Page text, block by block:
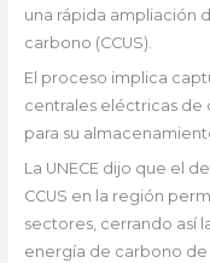
una rápida ampliación
carbono (CCUS).
El proceso implica
centrales eléctricas de
para su
La UNECE dijo que el
CCUS en la región
sectores, cerrando así
energía de carbono de